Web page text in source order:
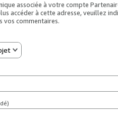
associée à votre compte
accéder à cette adresse, veuillez
vos commentaires.